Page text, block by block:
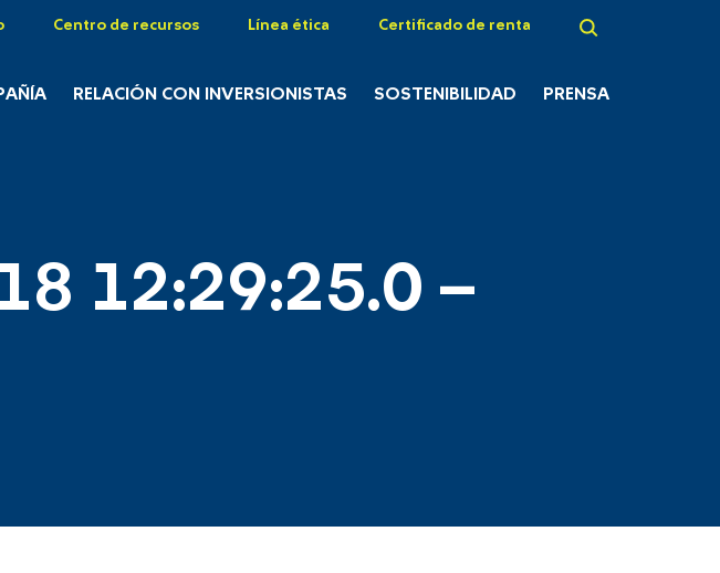
Centro de recursos Línea ética Certificado de renta
RELACIÓN CON INVERSIONISTAS SOSTENIBILIDAD PRENSA
12:29:25.0 –